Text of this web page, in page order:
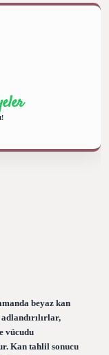
beyaz kan
vücudu
Kan tahlil sonucu